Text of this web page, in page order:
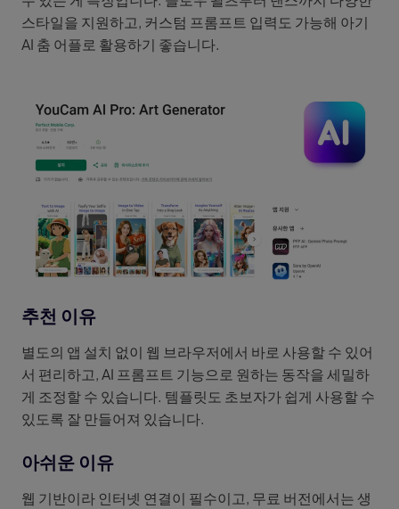
스타일을 지원하고, 커스텀 프롬프트 입력도 가능해 아기
AI 춤 어플로 활용하기 좋습니다.
추천 이유
별도의 앱 설치 없이 웹 브라우저에서 바로 사용할 수 있어
서 편리하고, AI 프롬프트 기능으로 원하는 동작을 세밀하
게 조정할 수 있습니다. 템플릿도 초보자가 쉽게 사용할 수
있도록 잘 만들어져 있습니다.
아쉬운 이유
웹 기반이라 인터넷 연결이 필수이고, 무료 버전에서는 생